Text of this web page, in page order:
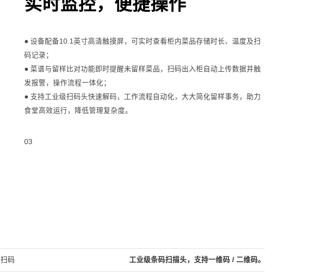
实时监控，便捷操作
● 设备配备10.1英寸高清触摸屏，可实时查看柜内菜品存储时长、温度及扫
码记录；
● 菜谱与留样比对功能即时提醒未留样菜品，扫码出入柜自动上传数据并触
发报警，操作流程一体化；
● 支持工业级扫码头快速解码，工作流程自动化，大大简化留样事务，助力
食堂高效运行，降低管理复杂度。
03
扫码 工业级条码扫描头，支持一维码 / 二维码。